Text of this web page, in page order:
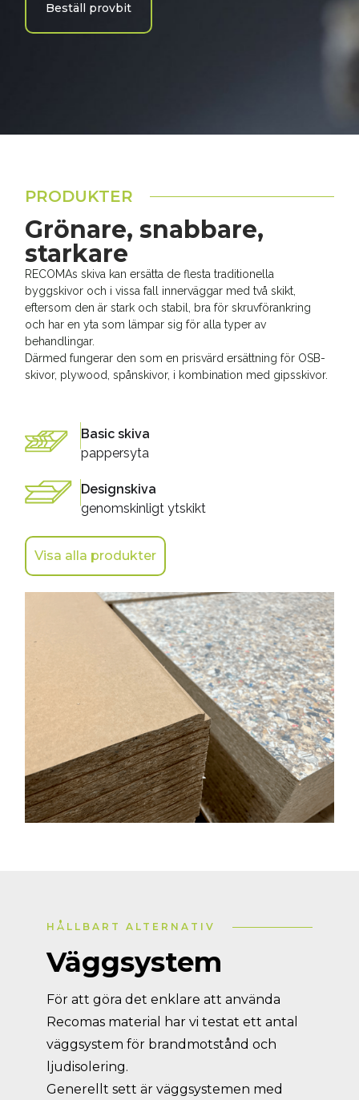
Beställ provbit
PRODUKTER
Grönare, snabbare,
starkare
RECOMAs skiva kan ersätta de flesta traditionella
byggskivor och i vissa fall innerväggar med två skikt,
eftersom den är stark och stabil, bra för skruvförankring
och har en yta som lämpar sig för alla typer av
behandlingar.
Därmed fungerar den som en prisvärd ersättning för OSB-
skivor, plywood, spånskivor, i kombination med gipsskivor.
Basic skiva
pappersyta
Designskiva
genomskinligt ytskikt
Visa alla produkter
HÅLLBART ALTERNATIV
Väggsystem
För att göra det enklare att använda
Recomas material har vi testat ett antal
väggsystem för brandmotstånd och
ljudisolering.
Generellt sett är väggsystemen med